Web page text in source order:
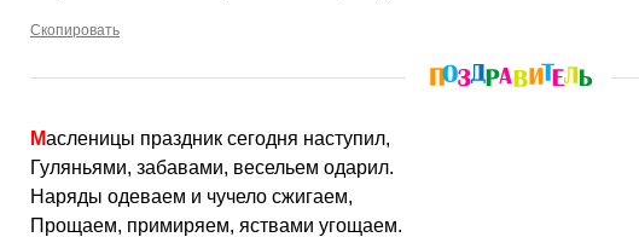
Скопировать
Масленицы праздник сегодня наступил,
Гуляньями, забавами, весельем одарил.
Наряды одеваем и чучело сжигаем,
Прощаем, примиряем, яствами угощаем.